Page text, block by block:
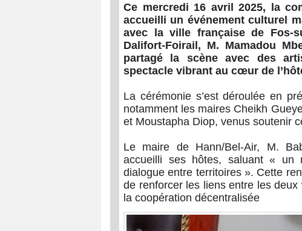
Ce mercredi 16 avril 2025, la
accueilli un événement culturel
avec la ville française de Fos-
Dalifort-Foirail, M. Mamadou
partagé la scène avec des
spectacle vibrant au cœur de
La cérémonie s’est déroulée en
notamment les maires Cheikh
et Moustapha Diop, venus soutenir
Le maire de Hann/Bel-Air, M.
accueilli ses hôtes, saluant « un
dialogue entre territoires ». Cette
de renforcer les liens entre les
la coopération décentralisée